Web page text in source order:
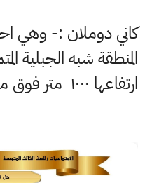
كاني دوملان :- وهي
المنطقة شبه الجبلية
ارتفاعها ۱۰۰۰ متر فوق